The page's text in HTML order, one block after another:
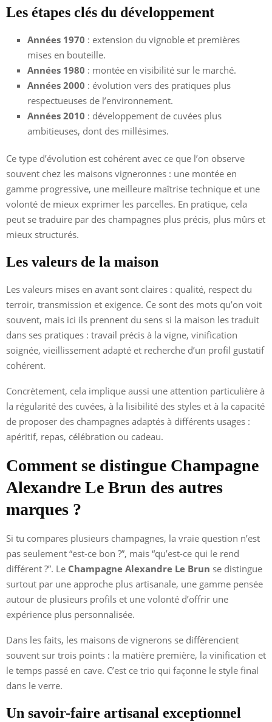
Les étapes clés du développement
Années 1970 : extension du vignoble et premières
mises en bouteille.
Années 1980 : montée en visibilité sur le marché.
Années 2000 : évolution vers des pratiques plus
respectueuses de l’environnement.
Années 2010 : développement de cuvées plus
ambitieuses, dont des millésimes.
Ce type d’évolution est cohérent avec ce que l’on observe
souvent chez les maisons vigneronnes : une montée en
gamme progressive, une meilleure maîtrise technique et une
volonté de mieux exprimer les parcelles. En pratique, cela
peut se traduire par des champagnes plus précis, plus mûrs et
mieux structurés.
Les valeurs de la maison
Les valeurs mises en avant sont claires : qualité, respect du
terroir, transmission et exigence. Ce sont des mots qu’on voit
souvent, mais ici ils prennent du sens si la maison les traduit
dans ses pratiques : travail précis à la vigne, vinification
soignée, vieillissement adapté et recherche d’un profil gustatif
cohérent.
Concrètement, cela implique aussi une attention particulière à
la régularité des cuvées, à la lisibilité des styles et à la capacité
de proposer des champagnes adaptés à différents usages :
apéritif, repas, célébration ou cadeau.
Comment se distingue Champagne
Alexandre Le Brun des autres
marques ?
Si tu compares plusieurs champagnes, la vraie question n’est
pas seulement “est-ce bon ?”, mais “qu’est-ce qui le rend
différent ?”. Le Champagne Alexandre Le Brun se distingue
surtout par une approche plus artisanale, une gamme pensée
autour de plusieurs profils et une volonté d’offrir une
expérience plus personnalisée.
Dans les faits, les maisons de vignerons se différencient
souvent sur trois points : la matière première, la vinification et
le temps passé en cave. C’est ce trio qui façonne le style final
dans le verre.
Un savoir-faire artisanal exceptionnel